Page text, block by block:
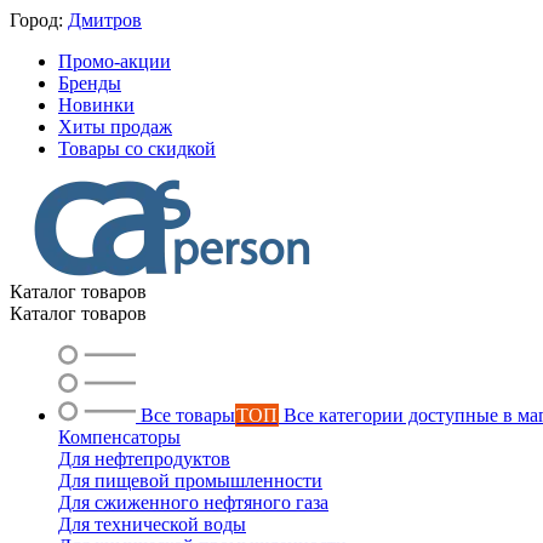
Город: Дмитров
Промо-акции
Бренды
Новинки
Хиты продаж
Товары со скидкой
Каталог товаров
Каталог товаров
Все товарыТОП Все категории доступные в
Компенсаторы
Для нефтепродуктов
Для пищевой промышленности
Для сжиженного нефтяного газа
Для технической воды